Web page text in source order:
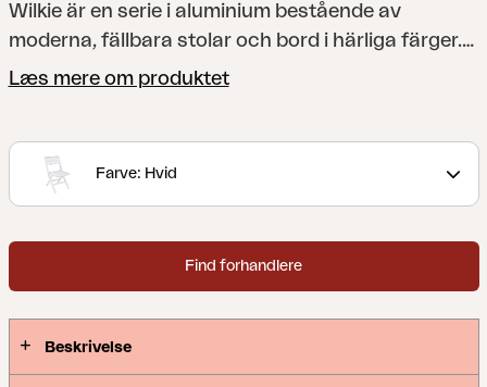
Wilkie är en serie i aluminium bestående av
moderna, fällbara stolar och bord i härliga färger.
Perfekta som extramöbler att ta fram vid behov då
Læs mere om produktet
Farve: Hvid
Find forhandlere
Beskrivelse